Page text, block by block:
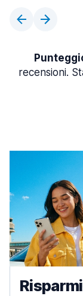
recensioni.